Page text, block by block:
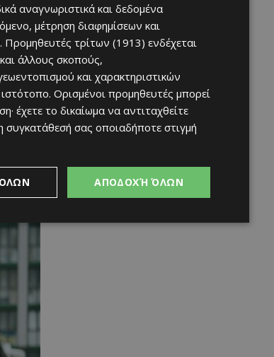
εναλλακτική επιλογή
αναγνωριστικά και δεδομένα
μέτρηση διαφημίσεων και
Προμηθευτές τρίτων (1913) ενδέχεται
άλλους σκοπούς,
και χαρακτηριστικών
Ορισμένοι προμηθευτές μπορεί
έχετε το δικαίωμα να αντιταχθείτε
συγκατάθεσή σας οποιαδήποτε στιγμή
ΑΠΟΔΟΧΉ ΌΛΩΝ